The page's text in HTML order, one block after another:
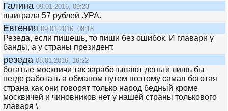
Галина 09.01.2016, 09:23
выиграла 57 рублей .УРА.
Евгения 09.01.2016, 08:18
Резеда, если пишешь, то пиши без ошибок. И главари у
банды, а у страны президент.
резеда 08.01.2016, 16:22
богатые москвичи так заработывают деньги лишь бы
негде работать а обманом путем поэтому самая боготая
страна как они говорят только народ бедный кроме
москвичей и чиновников нет у нашей страны толькового
главаря \